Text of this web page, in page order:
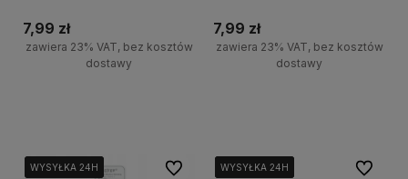
7,99 zł
zawiera 23% VAT, bez kosztów
dostawy
7,99 zł
zawiera 23% VAT, bez kosztów
dostawy
WYSYŁKA 24H
WYSYŁKA 24H
WYSYŁKA 24H Do ulubionychWYSYŁKA 24H
WYSYŁKA 24H
WYSYŁKA 24H
WYSYŁKA 24H Do